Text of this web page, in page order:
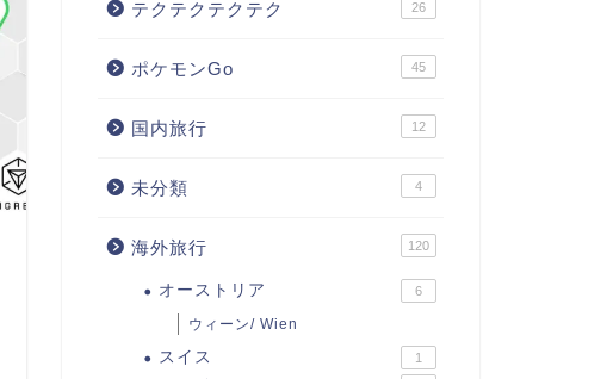
テクテクテクテク 26
ポケモンGo 45
国内旅行 12
未分類 4
海外旅行 120
オーストリア 6
ウィーン/ Wien
スイス 1